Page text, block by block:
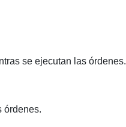
se ejecutan las órdenes.
órdenes.